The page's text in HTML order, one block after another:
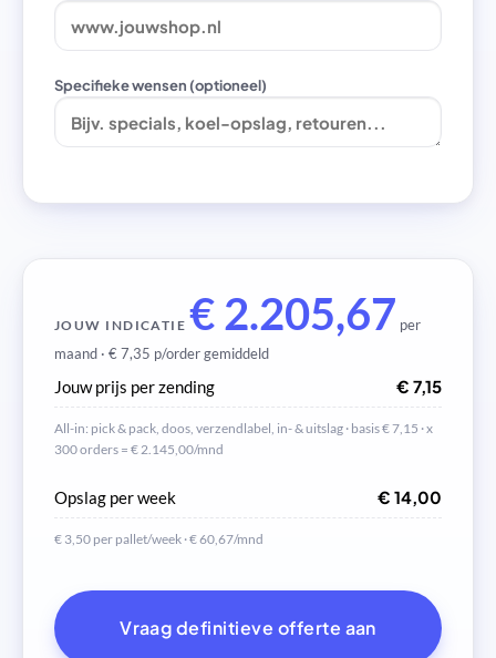
Specifieke wensen (optioneel)
JOUW INDICATIE € 2.205,67 per
maand · € 7,35 p/order gemiddeld
Jouw prijs per zending € 7,15
All-in: pick & pack, doos, verzendlabel, in- & uitslag · basis € 7,15 · x
300 orders = € 2.145,00/mnd
Opslag per week € 14,00
€ 3,50 per pallet/week · € 60,67/mnd
Vraag definitieve offerte aan